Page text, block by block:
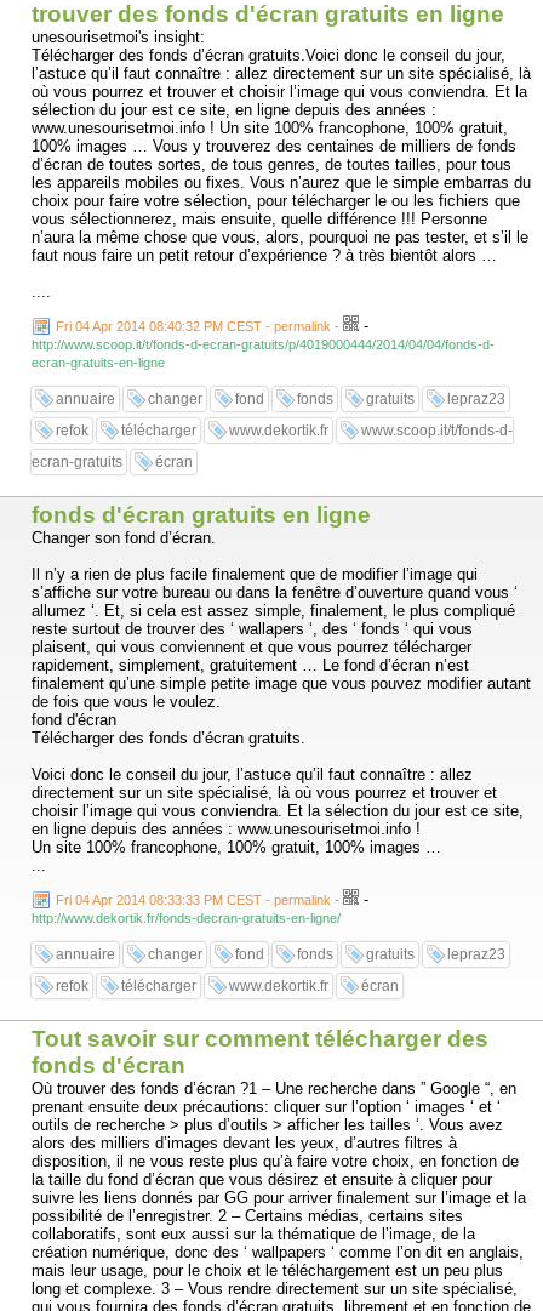
trouver des fonds d'écran gratuits en ligne
unesourisetmoi's insight:
Télécharger des fonds d’écran gratuits.Voici donc le conseil du jour,
l’astuce qu’il faut connaître : allez directement sur un site spécialisé, là
où vous pourrez et trouver et choisir l’image qui vous conviendra. Et la
sélection du jour est ce site, en ligne depuis des années :
www.unesourisetmoi.info ! Un site 100% francophone, 100% gratuit,
100% images … Vous y trouverez des centaines de milliers de fonds
d’écran de toutes sortes, de tous genres, de toutes tailles, pour tous
les appareils mobiles ou fixes. Vous n’aurez que le simple embarras du
choix pour faire votre sélection, pour télécharger le ou les fichiers que
vous sélectionnerez, mais ensuite, quelle différence !!! Personne
n’aura la même chose que vous, alors, pourquoi ne pas tester, et s’il le
faut nous faire un petit retour d’expérience ? à très bientôt alors …
....
Fri 04 Apr 2014 08:40:32 PM CEST - permalink - -
http://www.scoop.it/t/fonds-d-ecran-gratuits/p/4019000444/2014/04/04/fonds-d-
ecran-gratuits-en-ligne
annuaire changer fond fonds gratuits
lepraz23
refok
télécharger www.dekortik.fr
www.scoop.it/t/fonds-d-
ecran-gratuits
écran
fonds d'écran gratuits en ligne
Changer son fond d’écran.
Il n’y a rien de plus facile finalement que de modifier l’image qui
s’affiche sur votre bureau ou dans la fenêtre d’ouverture quand vous ‘
allumez ‘. Et, si cela est assez simple, finalement, le plus compliqué
reste surtout de trouver des ‘ wallapers ‘, des ‘ fonds ‘ qui vous
plaisent, qui vous conviennent et que vous pourrez télécharger
rapidement, simplement, gratuitement … Le fond d’écran n’est
finalement qu’une simple petite image que vous pouvez modifier autant
de fois que vous le voulez.
fond d'écran
Télécharger des fonds d’écran gratuits.
Voici donc le conseil du jour, l’astuce qu’il faut connaître : allez
directement sur un site spécialisé, là où vous pourrez et trouver et
choisir l’image qui vous conviendra. Et la sélection du jour est ce site,
en ligne depuis des années : www.unesourisetmoi.info !
Un site 100% francophone, 100% gratuit, 100% images …
...
Fri 04 Apr 2014 08:33:33 PM CEST - permalink - -
http://www.dekortik.fr/fonds-decran-gratuits-en-ligne/
annuaire changer fond fonds gratuits
lepraz23
refok
télécharger www.dekortik.fr écran
Tout savoir sur comment télécharger des
fonds d'écran
Où trouver des fonds d’écran ?1 – Une recherche dans ” Google “, en
prenant ensuite deux précautions: cliquer sur l’option ‘ images ‘ et ‘
outils de recherche > plus d’outils > afficher les tailles ‘. Vous avez
alors des milliers d’images devant les yeux, d’autres filtres à
disposition, il ne vous reste plus qu’à faire votre choix, en fonction de
la taille du fond d’écran que vous désirez et ensuite à cliquer pour
suivre les liens donnés par GG pour arriver finalement sur l’image et la
possibilité de l’enregistrer. 2 – Certains médias, certains sites
collaboratifs, sont eux aussi sur la thématique de l’image, de la
création numérique, donc des ‘ wallpapers ‘ comme l’on dit en anglais,
mais leur usage, pour le choix et le téléchargement est un peu plus
long et complexe. 3 – Vous rendre directement sur un site spécialisé,
qui vous fournira des fonds d’écran gratuits, librement et en fonction de